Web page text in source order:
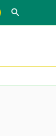
Buscar